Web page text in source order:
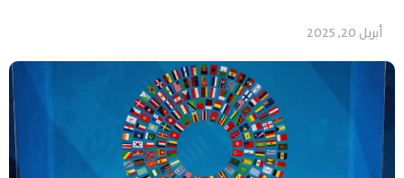
أبريل 20, 2025